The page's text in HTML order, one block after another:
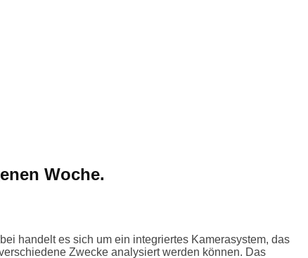
Woche.
handelt es sich um ein integriertes Kamerasystem, das
Zwecke analysiert werden können. Das